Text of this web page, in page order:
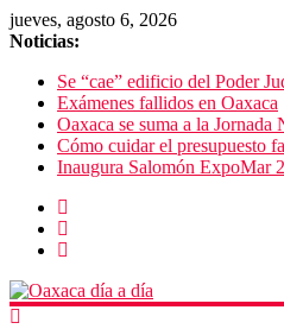
jueves, agosto 6, 2026
Noticias:
Se “cae” edificio del Poder
Exámenes fallidos en Oaxaca
Oaxaca se suma a la Jornada
Cómo cuidar el presupuesto
Inaugura Salomón ExpoMar